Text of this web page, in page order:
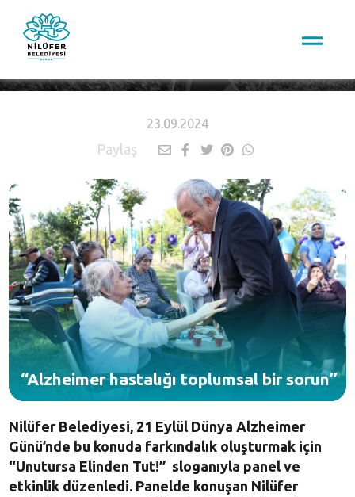
23.09.2024
Paylaş
“Alzheimer hastalığı toplumsal bir sorun”
Nilüfer Belediyesi, 21 Eylül Dünya Alzheimer
Günü’nde bu konuda farkındalık oluşturmak için
“Unutursa Elinden Tut!” sloganıyla panel ve
etkinlik düzenledi. Panelde konuşan Nilüfer